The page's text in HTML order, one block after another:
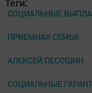
СОЦИАЛЬНЫЕ
ПРИЕМНАЯ СЕМЬЯ
АЛЕКСЕЙ ПЕСОШИН
СОЦИАЛЬНЫЕ